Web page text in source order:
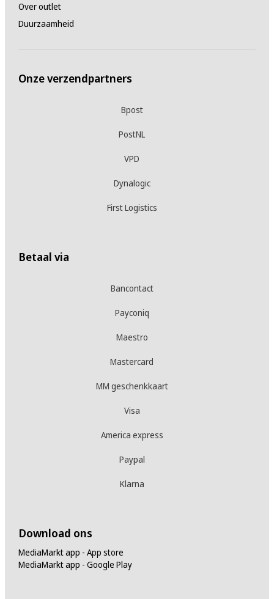
Over outlet
Duurzaamheid
Onze verzendpartners
Bpost
PostNL
VPD
Dynalogic
First Logistics
Betaal via
Bancontact
Payconiq
Maestro
Mastercard
MM geschenkkaart
Visa
America express
Paypal
Klarna
Download ons
MediaMarkt app - App store
MediaMarkt app - Google Play